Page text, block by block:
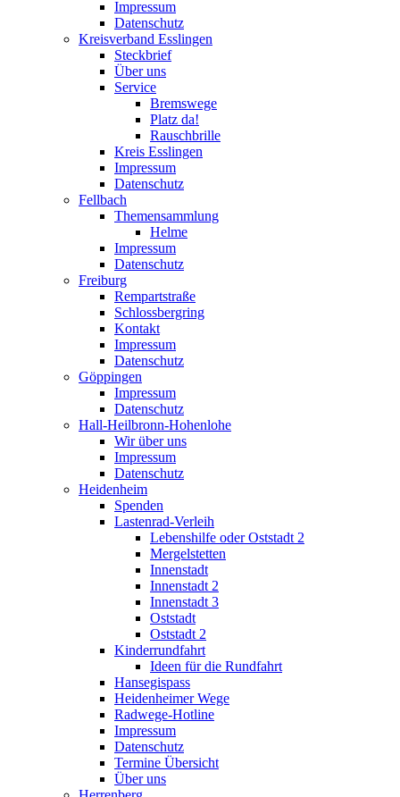
Impressum
Datenschutz
Kreisverband Esslingen
Steckbrief
Über uns
Service
Bremswege
Platz da!
Rauschbrille
Kreis Esslingen
Impressum
Datenschutz
Fellbach
Themensammlung
Helme
Impressum
Datenschutz
Freiburg
Rempartstraße
Schlossbergring
Kontakt
Impressum
Datenschutz
Göppingen
Impressum
Datenschutz
Hall-Heilbronn-Hohenlohe
Wir über uns
Impressum
Datenschutz
Heidenheim
Spenden
Lastenrad-Verleih
Lebenshilfe oder Oststadt 2
Mergelstetten
Innenstadt
Innenstadt 2
Innenstadt 3
Oststadt
Oststadt 2
Kinderrundfahrt
Ideen für die Rundfahrt
Hansegispass
Heidenheimer Wege
Radwege-Hotline
Impressum
Datenschutz
Termine Übersicht
Über uns